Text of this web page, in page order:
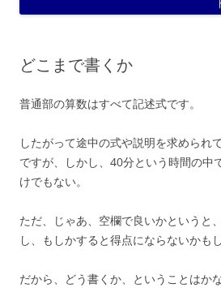
どこまで書くか
普通部の算数はすべて記述式です。
したがって途中の式や説明を求められ
ですが、しかし、40分という時間の中
けでもない。
ただ、じゃあ、空欄で良いかというと
し、もしかすると得点にならないかも
だから、どう書くか、ということはか